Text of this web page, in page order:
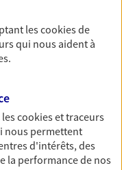
chapitre de
Découvrez
que celles de
santé qui
lescookiesde
qui nous aident à
cookies et traceurs
nous permettent
d'intérêts, des
la performance de nos